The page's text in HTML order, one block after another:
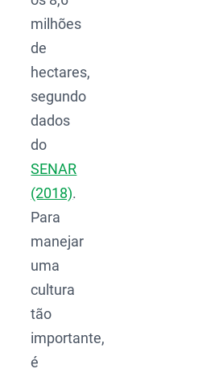
milhões
de
hectares,
segundo
dados
do
SENAR
(2018).
Para
manejar
uma
cultura
tão
importante,
é